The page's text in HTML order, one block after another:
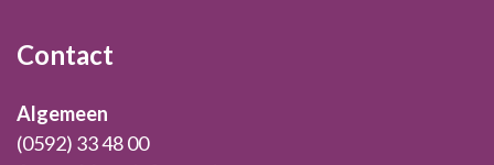
Contact
Algemeen
(0592) 33 48 00